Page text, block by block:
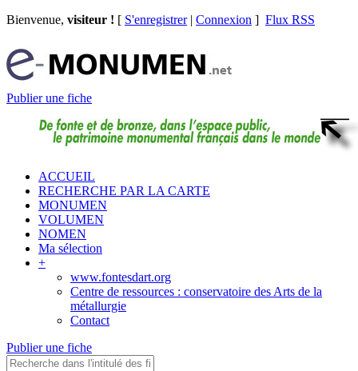
Bienvenue, visiteur ! [ S'enregistrer| Connexion ] Flux RSS
Publier une fiche
ACCUEIL
RECHERCHE PAR LA CARTE
MONUMEN
VOLUMEN
NOMEN
Ma sélection
+
www.fontesdart.org
Centre de ressources : conservatoire des Arts de la
métallurgie
Contact
Publier une fiche